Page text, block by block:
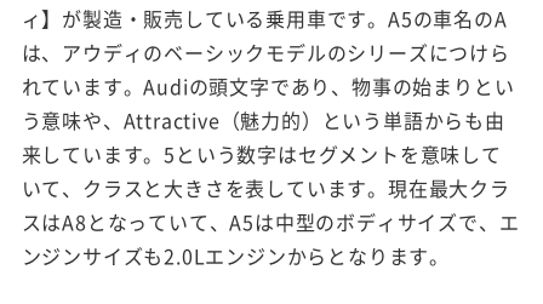
ィ】が製造・販売している乗用車です。A5の車名のA
は、アウディのベーシックモデルのシリーズにつけら
れています。Audiの頭文字であり、物事の始まりとい
う意味や、Attractive（魅力的）という単語からも由
来しています。5という数字はセグメントを意味して
いて、クラスと大きさを表しています。現在最大クラ
スはA8となっていて、A5は中型のボディサイズで、エ
ンジンサイズも2.0Lエンジンからとなります。